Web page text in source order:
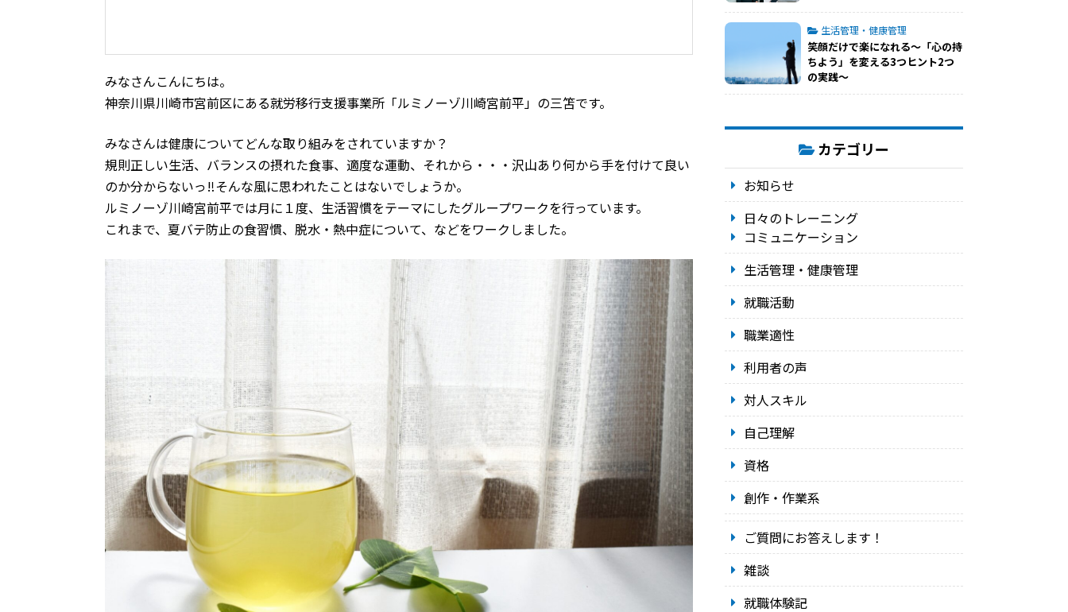
みなさんこんにちは。
神奈川県川崎市宮前区にある就労移行支援事業所「ルミノーゾ川崎宮前平」の三笘です。
みなさんは健康についてどんな取り組みをされていますか？
規則正しい生活、バランスの摂れた食事、適度な運動、それから・・・沢山あり何から手を付けて良い
のか分からないっ‼そんな風に思われたことはないでしょうか。
ルミノーゾ川崎宮前平では月に１度、生活習慣をテーマにしたグループワークを行っています。
これまで、夏バテ防止の食習慣、脱水・熱中症について、などをワークしました。
生活管理・健康管理
笑顔だけで楽になれる～「心の持
ちよう」を変える3つヒント2つ
の実践～
カテゴリー
お知らせ
日々のトレーニング
コミュニケーション
生活管理・健康管理
就職活動
職業適性
利用者の声
対人スキル
自己理解
資格
創作・作業系
ご質問にお答えします！
雑談
就職体験記